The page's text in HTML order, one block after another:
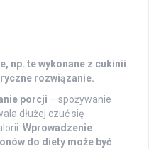
np. te wykonane z cukinii
rozwiązanie.
porcji – spożywanie
dłużej czuć się
Wprowadzenie
do diety może być